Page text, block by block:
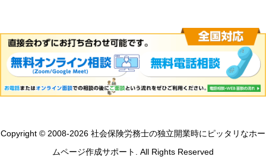
Copyright © 2008-2026 社会保険労務士の独立開業時にピッタリなホー
ムページ作成サポート. All Rights Reserved